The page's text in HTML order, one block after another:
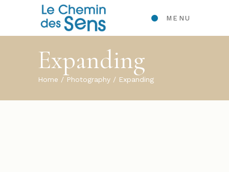
MENU
Expanding
Home Photography Expanding